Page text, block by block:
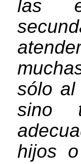
las
sólo al
sino
hijos